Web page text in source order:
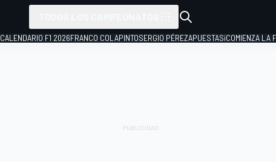
CALENDARIO F1 2026FRANCO COLAPINTOSERGIO PÉREZAPUESTAS¡COMIENZA LA